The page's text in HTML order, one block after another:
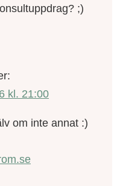
;)
kl. 21:00
om inte annat :)